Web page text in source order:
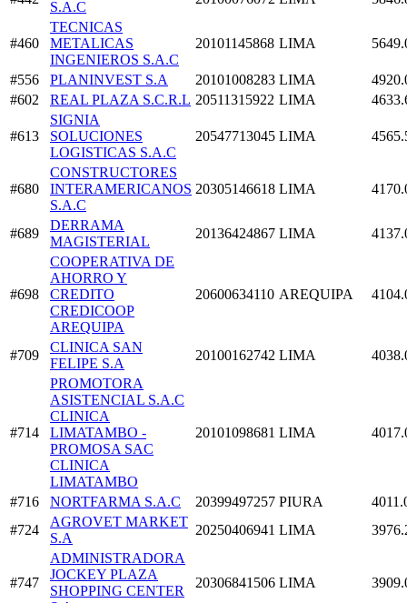
S.A.C
#460
TECNICAS
METALICAS
INGENIEROS S.A.C
20101145868 LIMA
#556 PLANINVEST S.A 20101008283 LIMA
#602
REAL PLAZA S.C.R.L 20511315922 LIMA
#613
SIGNIA
SOLUCIONES
LOGISTICAS S.A.C
20547713045 LIMA
#680
CONSTRUCTORES
INTERAMERICANOS
S.A.C
20305146618 LIMA
#689
DERRAMA
MAGISTERIAL
20136424867 LIMA
#698
COOPERATIVA DE
AHORRO Y
CREDITO
CREDICOOP
AREQUIPA
20600634110 AREQUIPA
#709
CLINICA SAN
FELIPE S.A
20100162742 LIMA
#714
PROMOTORA
ASISTENCIAL S.A.C
CLINICA
LIMATAMBO -
PROMOSA SAC
CLINICA
LIMATAMBO
20101098681 LIMA
#716 NORTFARMA S.A.C 20399497257 PIURA
#724
AGROVET MARKET
S.A
20250406941 LIMA
#747
ADMINISTRADORA
JOCKEY PLAZA
SHOPPING CENTER
20306841506 LIMA